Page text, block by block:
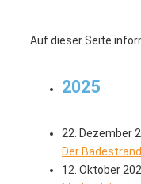
Auf dieser Seite
2025
22. Dezember
Der
12. Oktober